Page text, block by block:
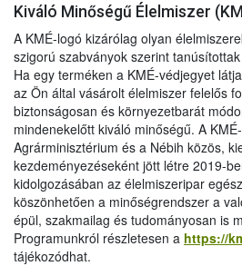
Kiváló Minőségű Élelmiszer
A KMÉ-logó kizárólag olyan
szigorú szabványok szerint
Ha egy terméken a KMÉ-védjegyet
az Ön által vásárolt élelmiszer felelős
biztonságosan és környezetbarát
mindenekelőtt kiváló minőségű. A
Agrárminisztérium és a Nébih közös,
kezdeményezéseként jött létre 2019-
kidolgozásában az élelmiszeripar
köszönhetően a minőségrendszer a
épül, szakmailag és tudományosan is
Programunkról részletesen a https://
tájékozódhat.